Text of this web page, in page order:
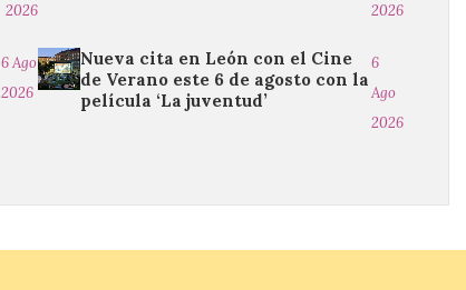
2026
2026
6 Ago
2026
Nueva cita en León con el Cine
de Verano este 6 de agosto con la
película ‘La juventud’
6
Ago
2026